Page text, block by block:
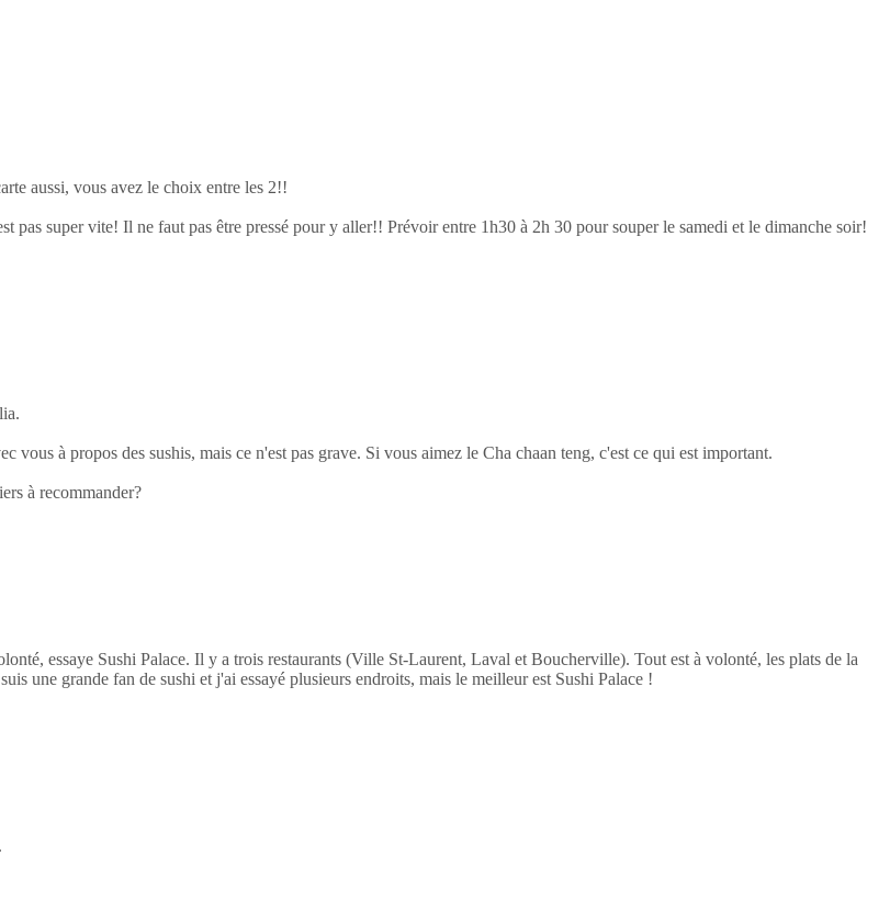
aussi, vous avez le choix entre les 2!!
pas super vite! Il ne faut pas être pressé pour y aller!! Prévoir entre 1h30 à 2h 30 pour souper le samedi et le dimanche soir!
vous à propos des sushis, mais ce n'est pas grave. Si vous aimez le Cha chaan teng, c'est ce qui est important.
à recommander?
essaye Sushi Palace. Il y a trois restaurants (Ville St-Laurent, Laval et Boucherville). Tout est à volonté, les plats de la
une grande fan de sushi et j'ai essayé plusieurs endroits, mais le meilleur est Sushi Palace !